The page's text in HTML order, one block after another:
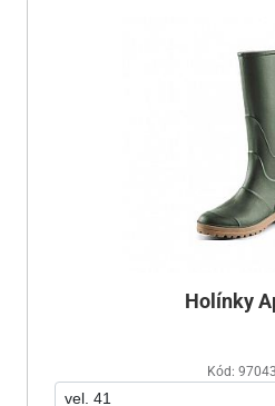
Holínky
Kód: